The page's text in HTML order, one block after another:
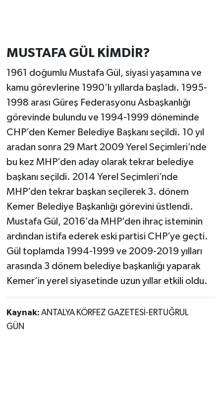
MUSTAFA GÜL KİMDİR?
1961 doğumlu Mustafa Gül, siyasi yaşamına ve
kamu görevlerine 1990’lı yıllarda başladı. 1995-
1998 arası Güreş Federasyonu Asbaşkanlığı
görevinde bulundu ve 1994-1999 döneminde
CHP’den Kemer Belediye Başkanı seçildi. 10 yıl
aradan sonra 29 Mart 2009 Yerel Seçimleri’nde
bu kez MHP’den aday olarak tekrar belediye
başkanı seçildi. 2014 Yerel Seçimleri’nde
MHP’den tekrar başkan seçilerek 3. dönem
Kemer Belediye Başkanlığı görevini üstlendi.
Mustafa Gül, 2016’da MHP’den ihraç isteminin
ardından istifa ederek eski partisi CHP’ye geçti.
Gül toplamda 1994-1999 ve 2009-2019 yılları
arasında 3 dönem belediye başkanlığı yaparak
Kemer’in yerel siyasetinde uzun yıllar etkili oldu.
Kaynak: ANTALYA KÖRFEZ GAZETESİ-ERTUĞRUL
GÜN